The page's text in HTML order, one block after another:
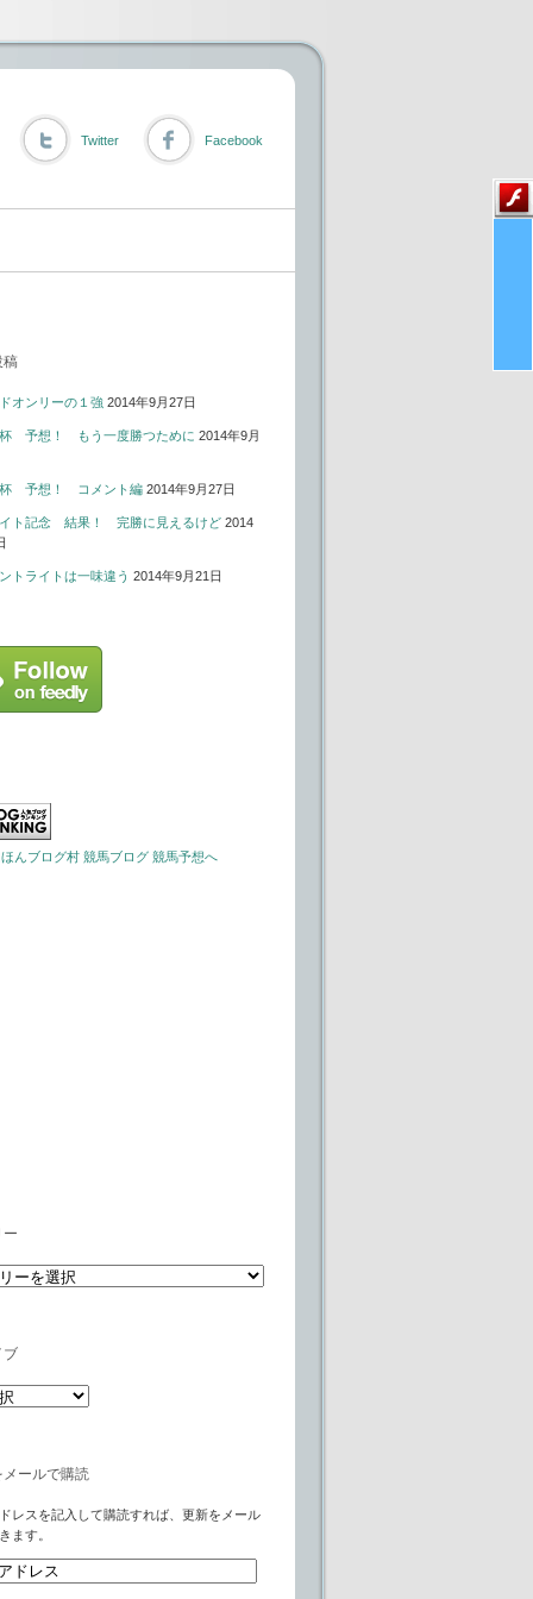
Twitter Facebook
稿
オンリーの１強 2014年9月27日
予想！ もう一度勝つために 2014年9月
杯 予想！ コメント編 2014年9月27日
ト記念 結果！ 完勝に見えるけど 2014
トライトは一味違う 2014年9月21日
ー
ブ
メールで購読
レスを記入して購読すれば、更新をメール
ます。